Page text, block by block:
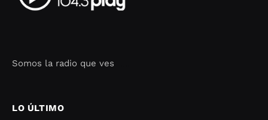
Somos la radio que ves
LO ÚLTIMO